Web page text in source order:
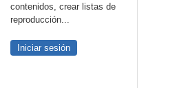
contenidos, crear listas de
reproducción...
Iniciar sesión